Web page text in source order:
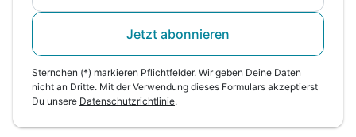
Jetzt abonnieren
Sternchen (*) markieren Pflichtfelder. Wir geben Deine Daten
nicht an Dritte. Mit der Verwendung dieses Formulars akzeptierst
Du unsere Datenschutzrichtlinie.